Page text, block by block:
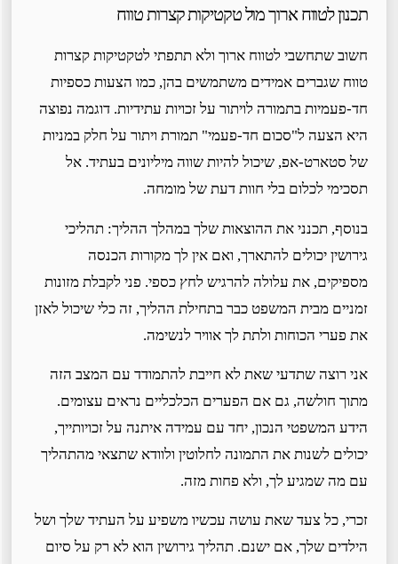
תכנון לטווח ארוך מול טקטיקות קצרות טווח
חשוב שתחשבי לטווח ארוך ולא תתפתי לטקטיקות קצרות
טווח שגברים אמידים משתמשים בהן, כמו הצעות כספיות
חד-פעמיות בתמורה לויתור על זכויות עתידיות. דוגמה נפוצה
היא הצעה ל"סכום חד-פעמי" תמורת ויתור על חלק במניות
של סטארט-אפ, שיכול להיות שווה מיליונים בעתיד. אל
תסכימי לכלום בלי חוות דעת של מומחה.
בנוסף, תכנני את ההוצאות שלך במהלך ההליך: תהליכי
גירושין יכולים להתארך, ואם אין לך מקורות הכנסה
מספיקים, את עלולה להרגיש לחץ כספי. פני לקבלת מזונות
זמניים מבית המשפט כבר בתחילת ההליך, זה כלי שיכול לאזן
את פערי הכוחות ולתת לך אוויר לנשימה.
אני רוצה שתדעי שאת לא חייבת להתמודד עם המצב הזה
מתוך חולשה, גם אם הפערים הכלכליים נראים עצומים.
הידע המשפטי הנכון, יחד עם עמידה איתנה על זכויותייך,
יכולים לשנות את התמונה לחלוטין ולוודא שתצאי מהתהליך
עם מה שמגיע לך, ולא פחות מזה.
זכרי, כל צעד שאת עושה עכשיו משפיע על העתיד שלך ושל
הילדים שלך, אם ישנם. תהליך גירושין הוא לא רק על סיום